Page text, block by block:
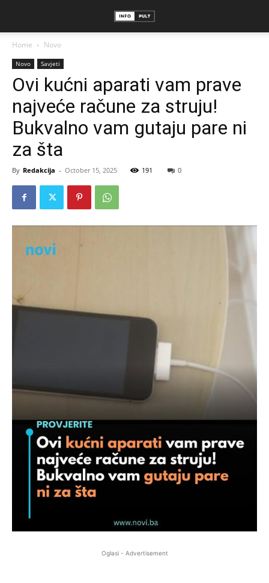
Home Novo
Novo Savjeti
Ovi kućni aparati vam prave
najveće račune za struju!
Bukvalno vam gutaju pare ni
za šta
By Redakcija - October 15, 2025 191 0
Oglasi - Advertisement